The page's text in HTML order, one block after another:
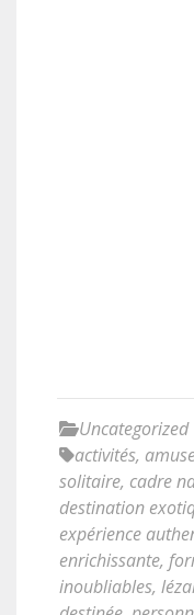
Uncategorized
activités,
solitaire, cadre
destination
expérience
enrichissante,
inoubliables,